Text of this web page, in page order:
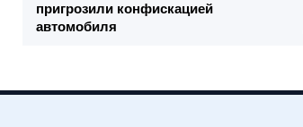
пригрозили конфискацией
автомобиля